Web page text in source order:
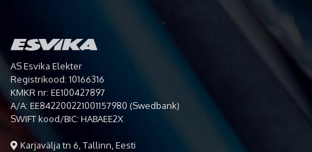
AS Esvika Elekter
Registrikood: 10166316
KMKR nr: EE100427897
A/A: EE842200221001157980 (Swedbank)
SWIFT kood/BIC: HABAEE2X
Karjavälja tn 6, Tallinn, Eesti